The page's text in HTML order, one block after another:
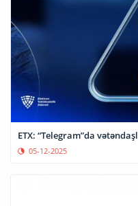
ETX: “Telegram”da
05-12-2025